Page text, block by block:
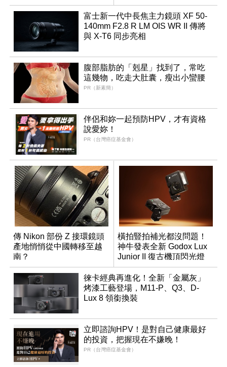
富士新一代中長焦主力鏡頭 XF 50-
140mm F2.8 R LM OIS WR II 傳將
與 X-T6 同步亮相
腹部脂肪的「剋星」找到了，常吃
這幾物，吃走大肚囊，瘦出小蠻腰
PR（新素簡）
伴侶和妳一起預防HPV，才有資格
說愛妳！
PR（台灣癌症基金會）
傳 Nikon 部份 Z 接環鏡頭
產地悄悄從中國轉移至越
南？
橫拍豎拍補光都沒問題！
神牛發表全新 Godox Lux
Junior II 復古機頂閃光燈
徠卡經典再進化！全新「金屬灰」
烤漆工藝登場，M11-P、Q3、D-
Lux 8 領銜換裝
立即諮詢HPV！是對自己健康最好
的投資，把握現在不嫌晚！
PR（台灣癌症基金會）